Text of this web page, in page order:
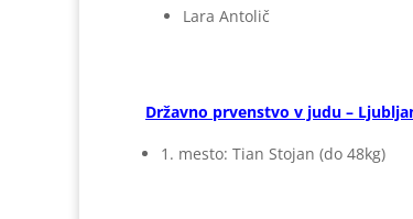
Lara Antolič
Državno prvenstvo v judu –
1. mesto: Tian Stojan (do 48kg)